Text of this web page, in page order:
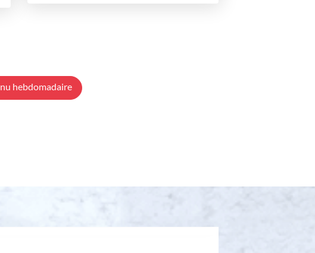
hebdomadaire